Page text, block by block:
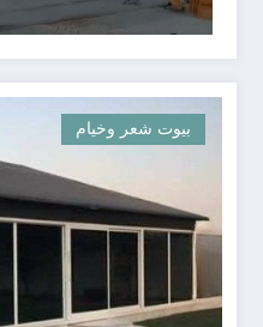
بيوت شعر وخيام